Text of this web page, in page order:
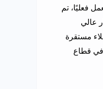
فعليًا، تم
عالي
مستقرة
في قطاع